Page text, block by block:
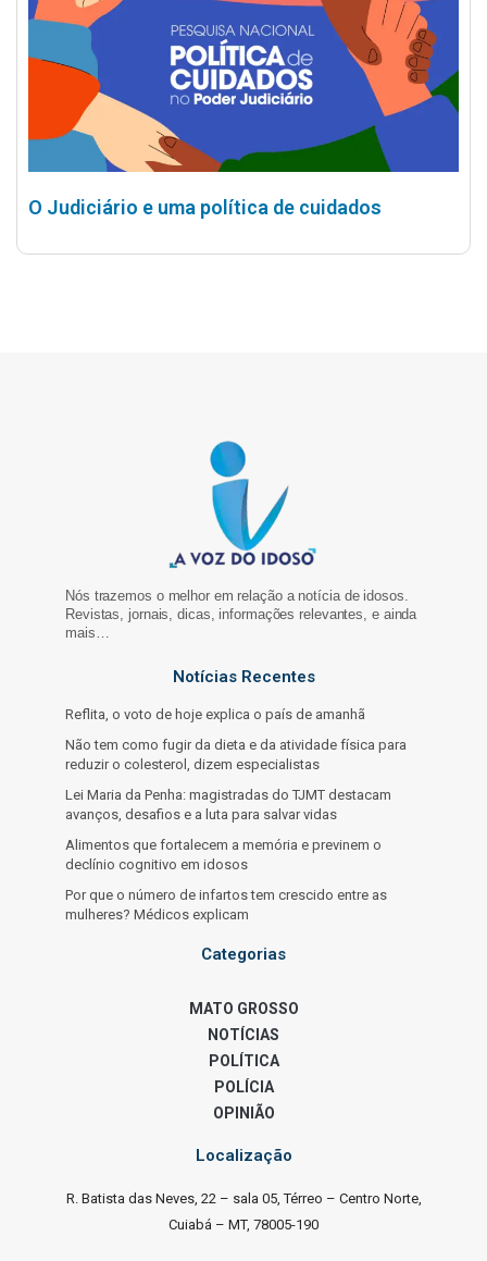
O Judiciário e uma política de cuidados
Nós trazemos o melhor em relação a notícia de idosos.
Revistas, jornais, dicas, informações relevantes, e ainda
mais…
Notícias Recentes
Reflita, o voto de hoje explica o país de amanhã
Não tem como fugir da dieta e da atividade física para
reduzir o colesterol, dizem especialistas
Lei Maria da Penha: magistradas do TJMT destacam
avanços, desafios e a luta para salvar vidas
Alimentos que fortalecem a memória e previnem o
declínio cognitivo em idosos
Por que o número de infartos tem crescido entre as
mulheres? Médicos explicam
Categorias
MATO GROSSO
NOTÍCIAS
POLÍTICA
POLÍCIA
OPINIÃO
Localização
R. Batista das Neves, 22 – sala 05, Térreo – Centro Norte,
Cuiabá – MT, 78005-190